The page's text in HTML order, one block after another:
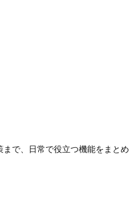
で、日常で役立つ機能をまと